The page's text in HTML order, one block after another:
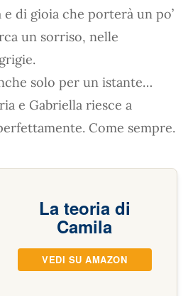
di gioia che porterà un po’
un sorriso, nelle
solo per un istante…
e Gabriella riesce a
Come sempre.
La teoria di
Camila
VEDI SU AMAZON